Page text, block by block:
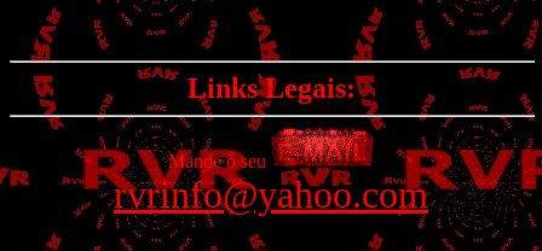
Links Legais:
Mande o seu
rvrinfo@yahoo.com